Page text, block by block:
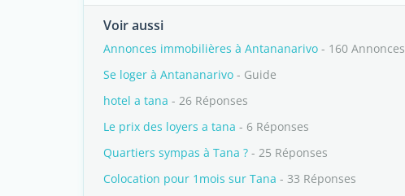
Voir aussi
Annonces immobilières à Antananarivo - 160 Annonces
Se loger à Antananarivo - Guide
hotel a tana - 26 Réponses
Le prix des loyers a tana - 6 Réponses
Quartiers sympas à Tana ? - 25 Réponses
Colocation pour 1mois sur Tana - 33 Réponses